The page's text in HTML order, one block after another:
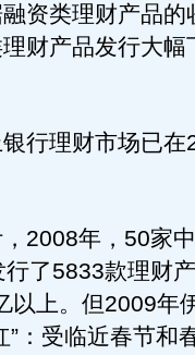
资类理财产品的
财产品发行大幅
理财市场已在
年，50家
了5833款理财
以上。但2009年
”：受临近春节和